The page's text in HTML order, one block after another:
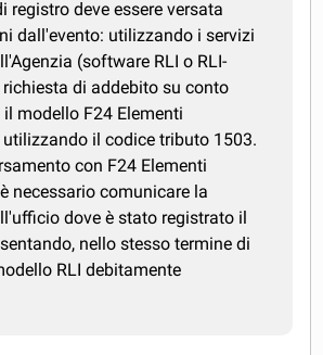
registro deve essere versata
dall'evento: utilizzando i servizi
(software RLI o RLI-
di addebito su conto
il modello F24 Elementi
il codice tributo 1503.
con F24 Elementi
necessario comunicare la
dove è stato registrato il
nello stesso termine di
RLI debitamente